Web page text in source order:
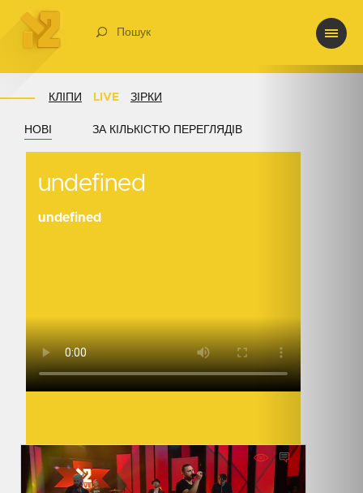
Пошук
КЛІПИ LIVE ЗІРКИ
НОВІ ЗА КІЛЬКІСТЮ ПЕРЕГЛЯДІВ
undefined
undefined